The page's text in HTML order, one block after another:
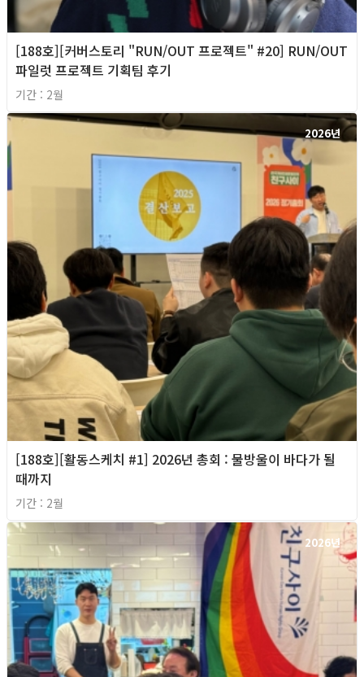
[188호][커버스토리 "RUN/OUT 프로젝트" #20] RUN/OUT
파일럿 프로젝트 기획팀 후기
기간 : 2월
2026년
[188호][활동스케치 #1] 2026년 총회 : 물방울이 바다가 될
때까지
기간 : 2월
2026년